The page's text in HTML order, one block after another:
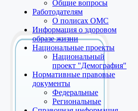
Общие вопросы
Работодателям
О полисах ОМС
Информация о здоровом
образе жизни
Национальные проекты
Национальный
проект "Демография"
Нормативные правовые
документы
Федеральные
Региональные